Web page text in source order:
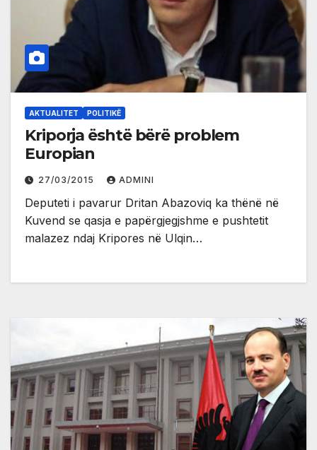
AKTUALITET POLITIKË
Kriporja është bërë problem
Europian
27/03/2015 ADMINI
Deputeti i pavarur Dritan Abazoviq ka thënë në
Kuvend se qasja e papërgjegjshme e pushtetit
malazez ndaj Kripores në Ulqin…